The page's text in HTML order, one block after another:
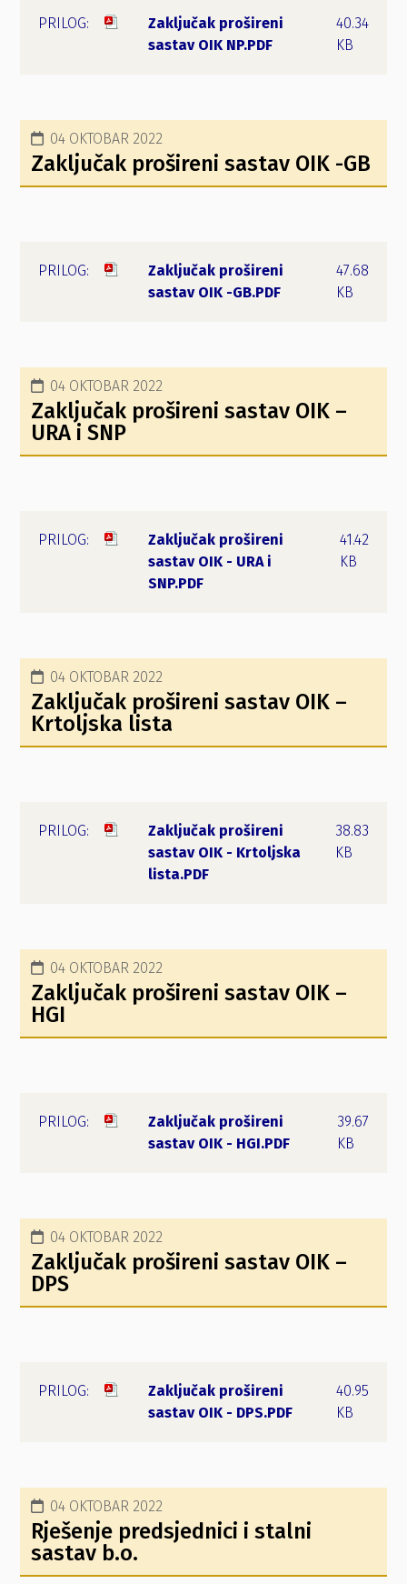
Zaključak prošireni
sastav OIK NP.PDF
40.34
KB
04 OKTOBAR 2022
Zaključak prošireni sastav OIK -GB
Zaključak prošireni
sastav OIK -GB.PDF
47.68
KB
04 OKTOBAR 2022
Zaključak prošireni sastav OIK –
URA i SNP
Zaključak prošireni
sastav OIK - URA i
SNP.PDF
41.42
KB
04 OKTOBAR 2022
Zaključak prošireni sastav OIK –
Krtoljska lista
Zaključak prošireni
sastav OIK - Krtoljska
lista.PDF
38.83
KB
04 OKTOBAR 2022
Zaključak prošireni sastav OIK –
HGI
Zaključak prošireni
sastav OIK - HGI.PDF
39.67
KB
04 OKTOBAR 2022
Zaključak prošireni sastav OIK –
DPS
Zaključak prošireni
sastav OIK - DPS.PDF
40.95
KB
04 OKTOBAR 2022
Rješenje predsjednici i stalni
sastav b.o.